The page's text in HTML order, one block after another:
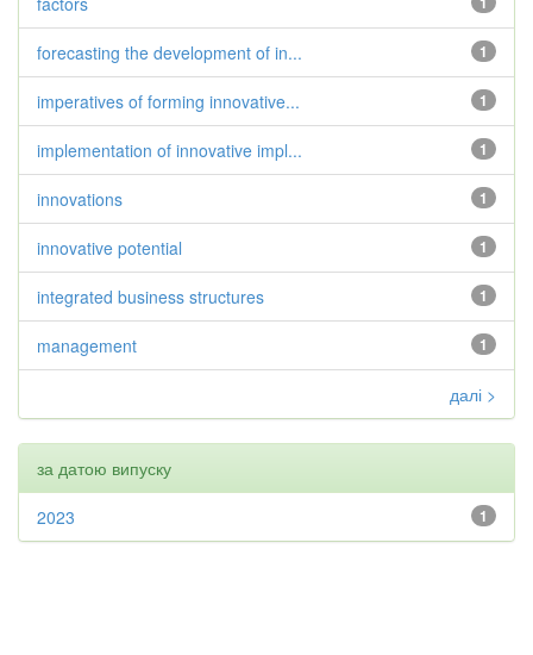
1
forecasting the development of in...
1
imperatives of forming innovative...
1
implementation of innovative impl...
1
innovations
1
innovative potential
1
integrated business structures
1
management
далі >
за датою випуску
1
2023